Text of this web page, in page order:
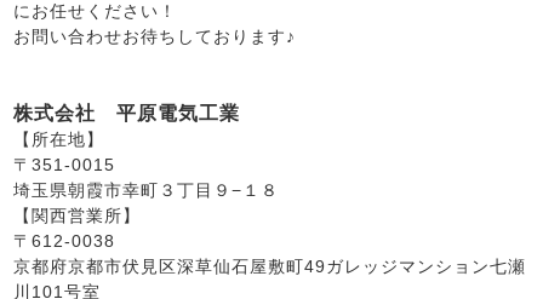
にお任せください！
お問い合わせお待ちしております♪
株式会社 平原電気工業
【所在地】
〒351-0015
埼玉県朝霞市幸町３丁目９−１８
【関西営業所】
〒612-0038
京都府京都市伏見区深草仙石屋敷町49ガレッジマンション七瀬
川101号室